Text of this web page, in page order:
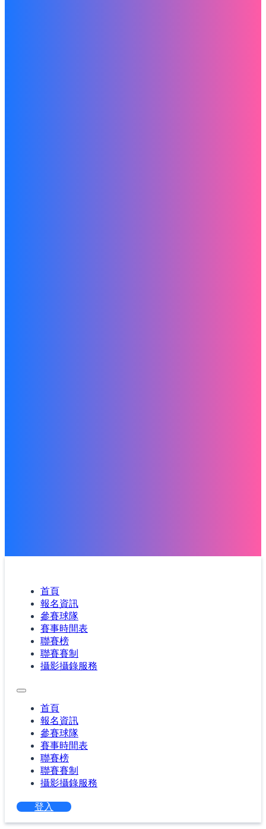
首頁
報名資訊
參賽球隊
賽事時間表
聯賽榜
聯賽賽制
攝影攝錄服務
首頁
報名資訊
參賽球隊
賽事時間表
聯賽榜
聯賽賽制
攝影攝錄服務
登入